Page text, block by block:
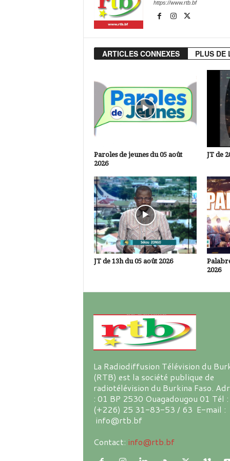
https://www.rtb.bf
ARTICLES CONNEXES PLUS DE
Paroles de jeunes du 05 août
2026
JT de
JT de 13h du 05 août 2026
2026
La Radiodiffusion Télévision du
(RTB) est la société publique de
radiotélévision du Burkina Faso.
: 01 BP 2530 Ouagadougou 01 Tél :
(+226) 25 31-83-53 / 63 E-mail :
info@rtb.bf
Contact: info@rtb.bf